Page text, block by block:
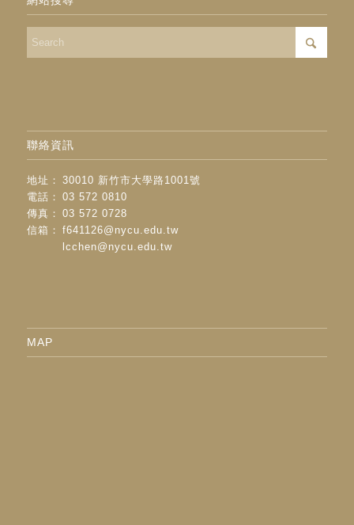
聯絡資訊
地址：
30010 新竹市大學路1001號
電話：
03 572 0810
傳真：
03 572 0728
信箱：
f641126@nycu.edu.tw
lcchen@nycu.edu.tw
MAP